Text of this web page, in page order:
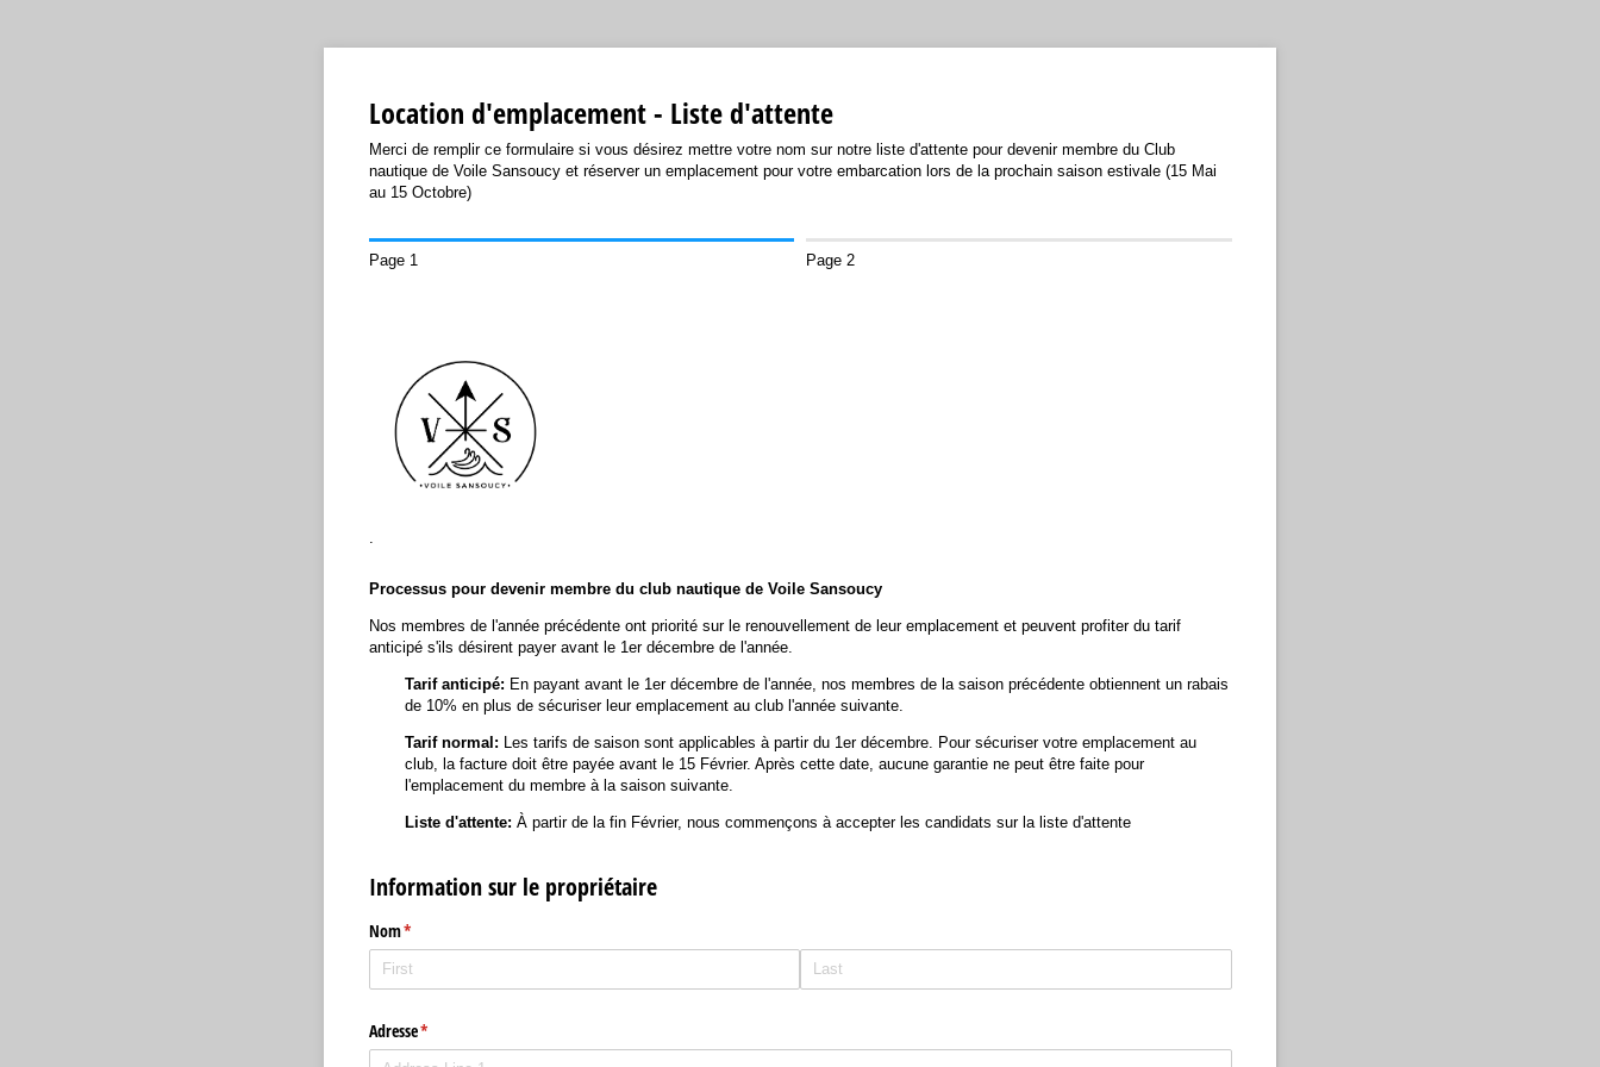
Location d'emplacement - Liste d'attente
Merci de remplir ce formulaire si vous désirez mettre votre nom sur notre liste d'attente pour devenir membre du Club
nautique de Voile Sansoucy et réserver un emplacement pour votre embarcation lors de la prochain saison estivale (15 Mai
au 15 Octobre)
Page 1 Page 2
Processus pour devenir membre du club nautique de Voile Sansoucy
Nos membres de l'année précédente ont priorité sur le renouvellement de leur emplacement et peuvent profiter du tarif
anticipé s'ils désirent payer avant le 1er décembre de l'année.
Tarif anticipé: En payant avant le 1er décembre de l'année, nos membres de la saison précédente obtiennent un rabais
de 10% en plus de sécuriser leur emplacement au club l'année suivante.
Tarif normal: Les tarifs de saison sont applicables à partir du 1er décembre. Pour sécuriser votre emplacement au
club, la facture doit être payée avant le 15 Février. Après cette date, aucune garantie ne peut être faite pour
l'emplacement du membre à la saison suivante.
Liste d'attente: À partir de la fin Février, nous commençons à accepter les candidats sur la liste d'attente
Information sur le propriétaire
Nom*
(required)
Adresse*
(required)